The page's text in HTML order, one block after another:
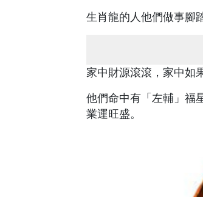
生肖龍的人他們做事腳
家中財源滾滾，家中如
他們命中有「左輔」福
業運旺盛。